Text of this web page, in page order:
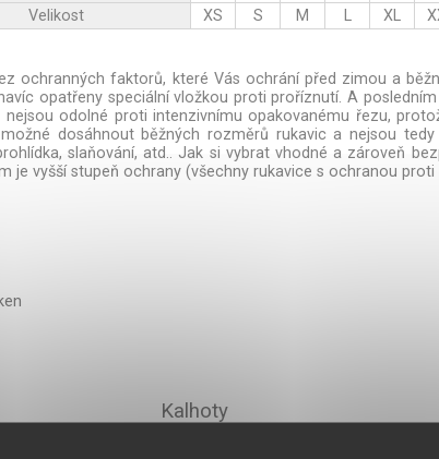
Velikost
XS S M L XL
ochranných faktorů, které Vás ochrání před zimou a
opatřeny speciální vložkou proti proříznutí. A
odolné proti intenzivnímu opakovanému řezu,
dosáhnout běžných rozměrů rukavic a nejsou
slaňování, atd.. Jak si vybrat vhodné a zároveň
vyšší stupeň ochrany (všechny rukavice s ochranou
Kalhoty